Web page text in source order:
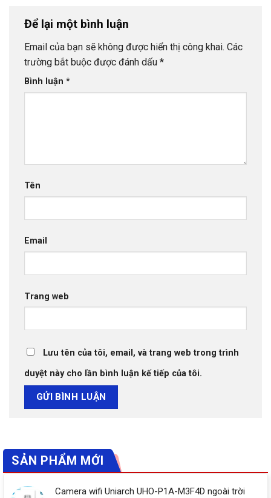
Để lại một bình luận
Email của bạn sẽ không được hiển thị công khai. Các
trường bắt buộc được đánh dấu *
Bình luận *
Tên
Email
Trang web
Lưu tên của tôi, email, và trang web trong trình
duyệt này cho lần bình luận kế tiếp của tôi.
SẢN PHẨM MỚI
Camera wifi Uniarch UHO-P1A-M3F4D ngoài trời